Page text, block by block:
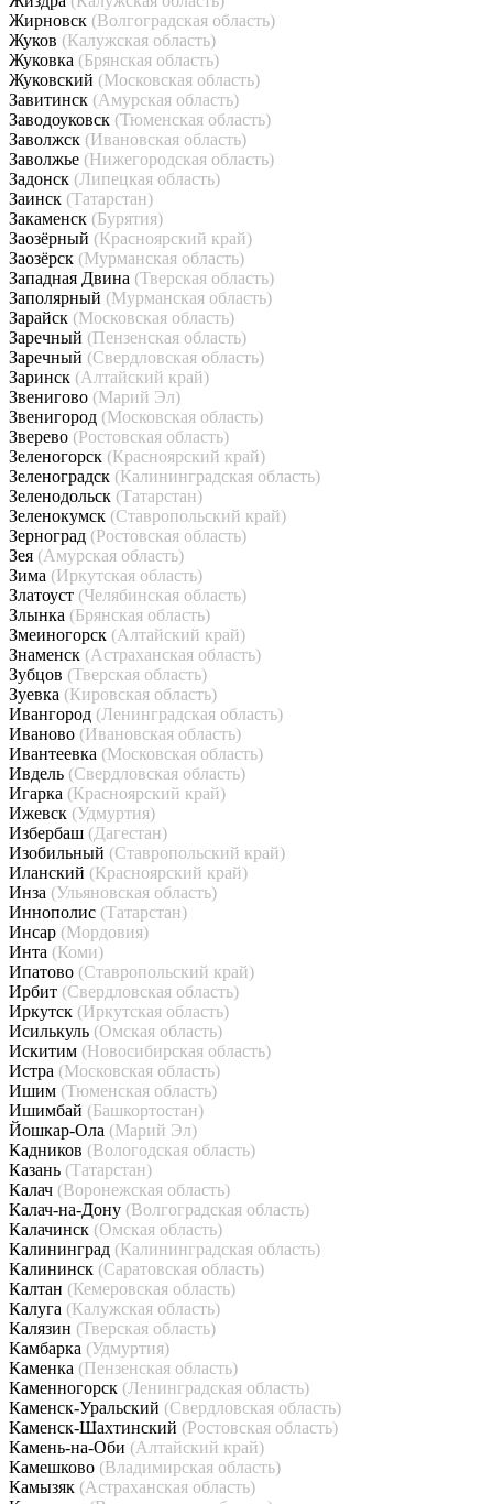
Жирновск (Волгоградская область)
Жуков (Калужская область)
Жуковка (Брянская область)
Жуковский (Московская область)
Завитинск (Амурская область)
Заводоуковск (Тюменская область)
Заволжск (Ивановская область)
Заволжье (Нижегородская область)
Задонск (Липецкая область)
Заинск (Татарстан)
Закаменск (Бурятия)
Заозёрный (Красноярский край)
Заозёрск (Мурманская область)
Западная Двина (Тверская область)
Заполярный (Мурманская область)
Зарайск (Московская область)
Заречный (Пензенская область)
Заречный (Свердловская область)
Заринск (Алтайский край)
Звенигово (Марий Эл)
Звенигород (Московская область)
Зверево (Ростовская область)
Зеленогорск (Красноярский край)
Зеленоградск (Калининградская область)
Зеленодольск (Татарстан)
Зеленокумск (Ставропольский край)
Зерноград (Ростовская область)
Зея (Амурская область)
Зима (Иркутская область)
Златоуст (Челябинская область)
Злынка (Брянская область)
Змеиногорск (Алтайский край)
Знаменск (Астраханская область)
Зубцов (Тверская область)
Зуевка (Кировская область)
Ивангород (Ленинградская область)
Иваново (Ивановская область)
Ивантеевка (Московская область)
Ивдель (Свердловская область)
Игарка (Красноярский край)
Ижевск (Удмуртия)
Избербаш (Дагестан)
Изобильный (Ставропольский край)
Иланский (Красноярский край)
Инза (Ульяновская область)
Иннополис (Татарстан)
Инсар (Мордовия)
Инта (Коми)
Ипатово (Ставропольский край)
Ирбит (Свердловская область)
Иркутск (Иркутская область)
Исилькуль (Омская область)
Искитим (Новосибирская область)
Истра (Московская область)
Ишим (Тюменская область)
Ишимбай (Башкортостан)
Йошкар-Ола (Марий Эл)
Кадников (Вологодская область)
Казань (Татарстан)
Калач (Воронежская область)
Калач-на-Дону (Волгоградская область)
Калачинск (Омская область)
Калининград (Калининградская область)
Калининск (Саратовская область)
Калтан (Кемеровская область)
Калуга (Калужская область)
Калязин (Тверская область)
Камбарка (Удмуртия)
Каменка (Пензенская область)
Каменногорск (Ленинградская область)
Каменск-Уральский (Свердловская область)
Каменск-Шахтинский (Ростовская область)
Камень-на-Оби (Алтайский край)
Камешково (Владимирская область)
Камызяк (Астраханская область)